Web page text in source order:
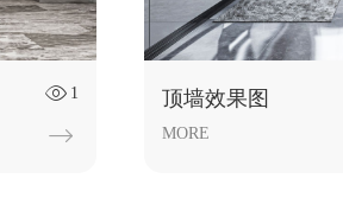
 1

顶墙效果图
MORE